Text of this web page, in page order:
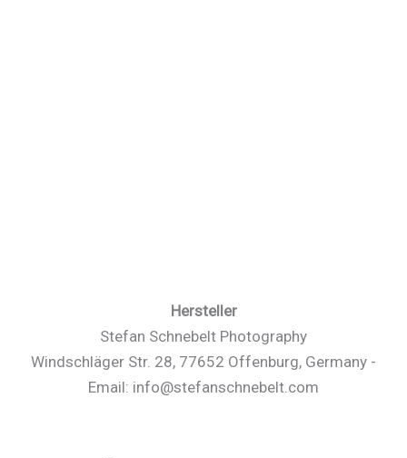
Hersteller
Stefan Schnebelt Photography
Windschläger Str. 28, 77652 Offenburg, Germany -
Email: info@stefanschnebelt.com